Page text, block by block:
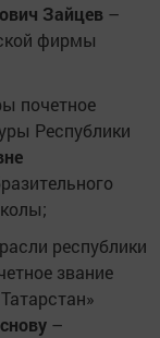
Зайцев –
фирмы
почетное
Республики
республики
звание
–